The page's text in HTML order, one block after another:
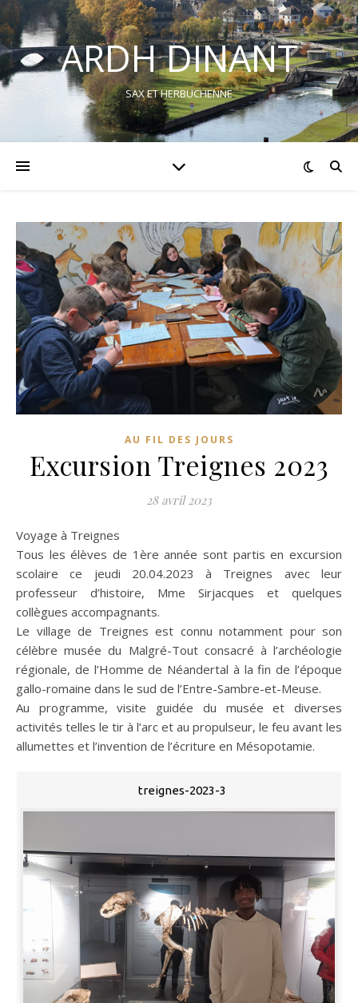
ARDH DINANT
SAX ET HERBUCHENNE
AU FIL DES JOURS
Excursion Treignes 2023
28 avril 2023
Voyage à Treignes
Tous les élèves de 1ère année sont partis en excursion
scolaire ce jeudi 20.04.2023 à Treignes avec leur
professeur d’histoire, Mme Sirjacques et quelques
collègues accompagnants.
Le village de Treignes est connu notamment pour son
célèbre musée du Malgré-Tout consacré à l’archéologie
régionale, de l’Homme de Néandertal à la fin de l’époque
gallo-romaine dans le sud de l’Entre-Sambre-et-Meuse.
Au programme, visite guidée du musée et diverses
activités telles le tir à l’arc et au propulseur, le feu avant les
allumettes et l’invention de l’écriture en Mésopotamie.
treignes-2023-3